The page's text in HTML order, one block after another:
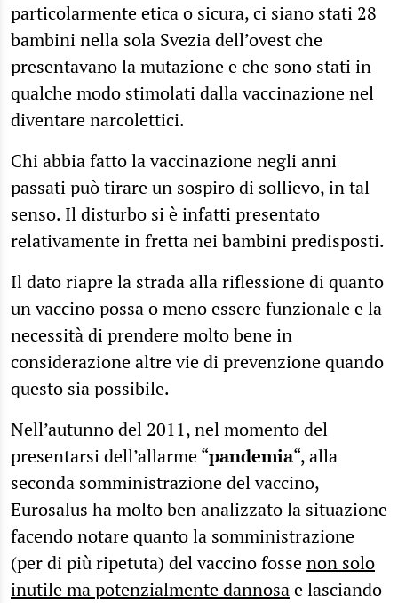
particolarmente etica o sicura, ci siano stati 28
bambini nella sola Svezia dell’ovest che
presentavano la mutazione e che sono stati in
qualche modo stimolati dalla vaccinazione nel
diventare narcolettici.
Chi abbia fatto la vaccinazione negli anni
passati può tirare un sospiro di sollievo, in tal
senso. Il disturbo si è infatti presentato
relativamente in fretta nei bambini predisposti.
Il dato riapre la strada alla riflessione di quanto
un vaccino possa o meno essere funzionale e la
necessità di prendere molto bene in
considerazione altre vie di prevenzione quando
questo sia possibile.
Nell’autunno del 2011, nel momento del
presentarsi dell’allarme “pandemia“, alla
seconda somministrazione del vaccino,
Eurosalus ha molto ben analizzato la situazione
facendo notare quanto la somministrazione
(per di più ripetuta) del vaccino fossenon solo
inutile ma potenzialmente dannosae lasciando